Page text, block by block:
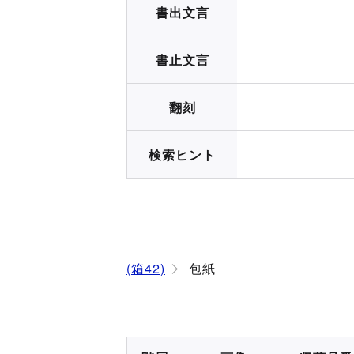
書出文言
書止文言
翻刻
検索ヒント
(箱42) 包紙